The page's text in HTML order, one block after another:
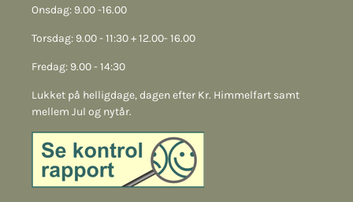
Onsdag: 9.00 -16.00
Torsdag: 9.00 - 11:30 + 12.00- 16.00
Fredag: 9.00 - 14:30
Lukket på helligdage, dagen efter Kr. Himmelfart samt
mellem Jul og nytår.